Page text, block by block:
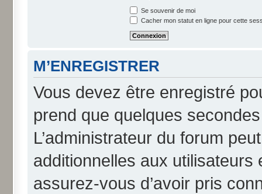
Se souvenir de moi
Cacher mon statut en ligne pour cette
M’ENREGISTRER
Vous devez être enregistré
prend que quelques
L’administrateur du forum
additionnelles aux
assurez-vous d’avoir pris